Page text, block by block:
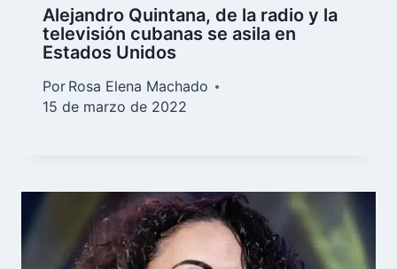
Alejandro Quintana, de la radio y la
televisión cubanas se asila en
Estados Unidos
Por Rosa Elena Machado
15 de marzo de 2022